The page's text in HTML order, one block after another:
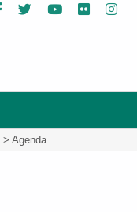
Facebook
Twitter YouTube
Flickr
> Agenda